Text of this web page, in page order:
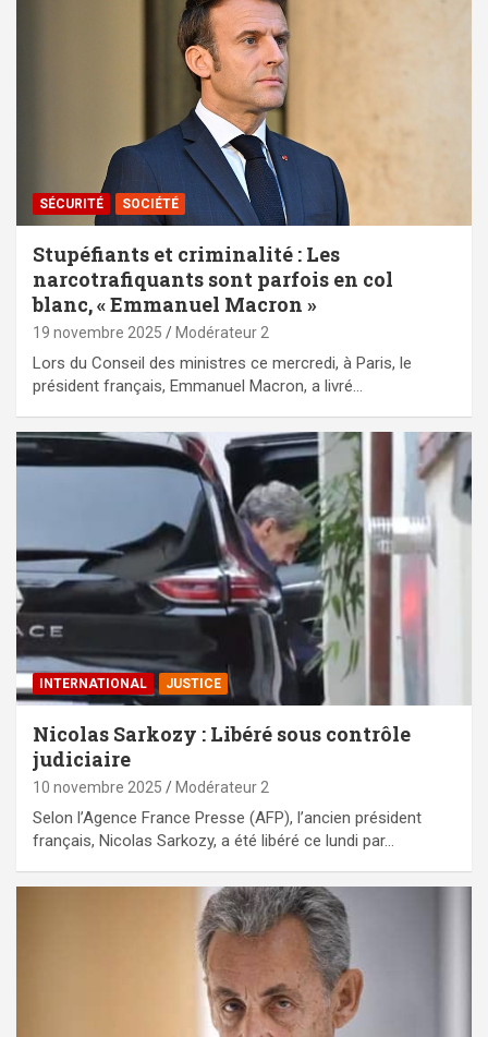
SÉCURITÉ SOCIÉTÉ
Stupéfiants et criminalité : Les
narcotrafiquants sont parfois en col
blanc, « Emmanuel Macron »
19 novembre 2025 Modérateur 2
Lors du Conseil des ministres ce mercredi, à Paris, le
président français, Emmanuel Macron, a livré…
INTERNATIONAL JUSTICE
Nicolas Sarkozy : Libéré sous contrôle
judiciaire
10 novembre 2025 Modérateur 2
Selon l’Agence France Presse (AFP), l’ancien président
français, Nicolas Sarkozy, a été libéré ce lundi par…